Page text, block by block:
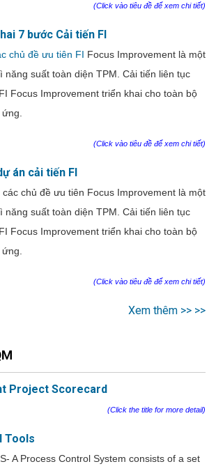
(Click vào tiêu đề để xem chi tiết)
7 bước Cải tiến FI
chủ đề ưu tiên FI Focus Improvement là một
năng suất toàn diện TPM. Cải tiến liên tục
Focus Improvement triển khai cho toàn bộ
(Click vào tiêu đề để xem chi tiết)
án cải tiến FI
các chủ đề ưu tiên Focus Improvement là một
năng suất toàn diện TPM. Cải tiến liên tục
Focus Improvement triển khai cho toàn bộ
(Click vào tiêu đề để xem chi tiết)
Xem thêm >> >>
Project Scorecard
(Click the title for more detail)
Tools
A Process Control System consists of a set